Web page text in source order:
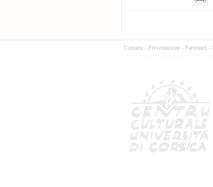
Cuntattu - Presentazione - Partenarii -